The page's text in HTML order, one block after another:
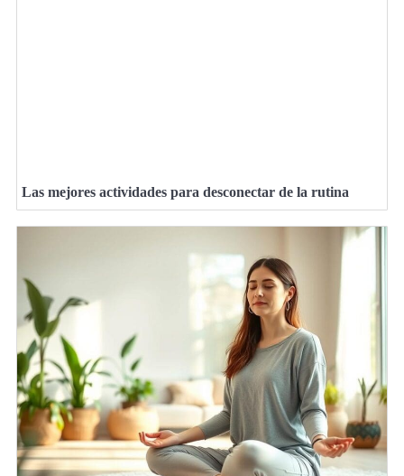
Las mejores actividades para desconectar de la rutina